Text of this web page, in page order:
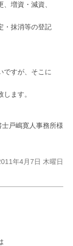
増資・減資、
・抹消等の登記
ですが、そこに
ます。
士戸嶋寛人事務所様
年4月7日 木曜日